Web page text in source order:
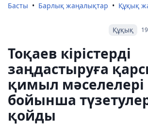
Басты Барлық жаңалықтар Құқық
Құқық
Тоқаев кірістерді
заңдастыруға
қимыл мәселелері
бойынша
қойды